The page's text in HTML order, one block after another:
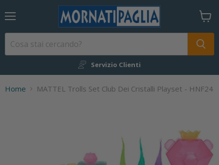
Servizio Clienti
il
Home MATTEL Trolls Set Club Dei Cristalli Playset - HNF24